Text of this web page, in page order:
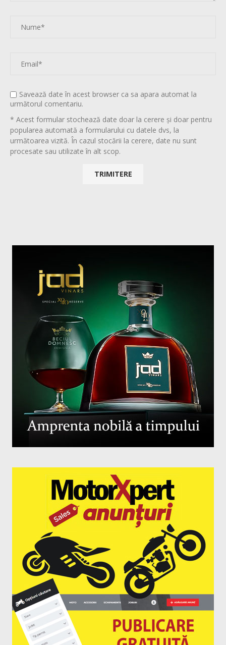
Savează date în acest browser ca sa apara automat la
următorul comentariu.
* Acest formular stochează date doar la cerere și doar pentru
popularea automată a formularului cu datele dvs, la
următoarea vizită. În cazul stocării la cerere, date nu sunt
procesate sau utilizate în alt scop.